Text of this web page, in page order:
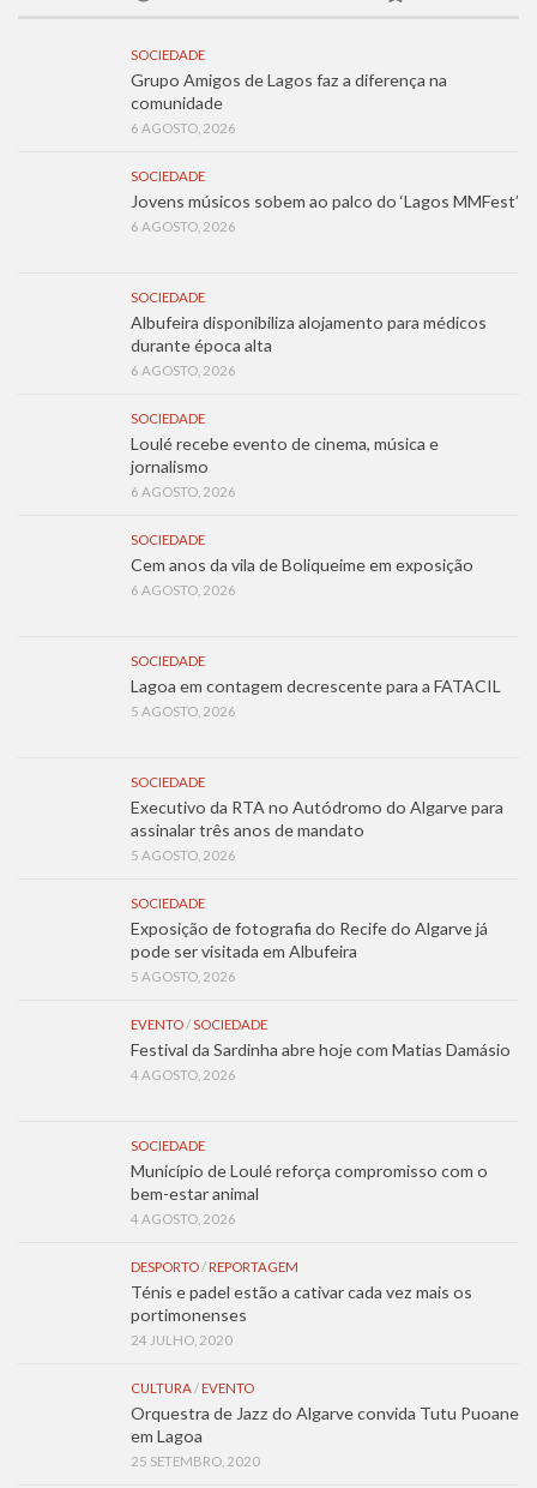
SOCIEDADE
Grupo Amigos de Lagos faz a diferença na
comunidade
6 AGOSTO, 2026
SOCIEDADE
Jovens músicos sobem ao palco do ‘Lagos MMFest’
6 AGOSTO, 2026
SOCIEDADE
Albufeira disponibiliza alojamento para médicos
durante época alta
6 AGOSTO, 2026
SOCIEDADE
Loulé recebe evento de cinema, música e
jornalismo
6 AGOSTO, 2026
SOCIEDADE
Cem anos da vila de Boliqueime em exposição
6 AGOSTO, 2026
SOCIEDADE
Lagoa em contagem decrescente para a FATACIL
5 AGOSTO, 2026
SOCIEDADE
Executivo da RTA no Autódromo do Algarve para
assinalar três anos de mandato
5 AGOSTO, 2026
SOCIEDADE
Exposição de fotografia do Recife do Algarve já
pode ser visitada em Albufeira
5 AGOSTO, 2026
EVENTO/SOCIEDADE
Festival da Sardinha abre hoje com Matias Damásio
4 AGOSTO, 2026
SOCIEDADE
Município de Loulé reforça compromisso com o
bem-estar animal
4 AGOSTO, 2026
DESPORTO/ REPORTAGEM
Ténis e padel estão a cativar cada vez mais os
portimonenses
24 JULHO, 2020
CULTURA/ EVENTO
Orquestra de Jazz do Algarve convida Tutu Puoane
em Lagoa
25 SETEMBRO, 2020